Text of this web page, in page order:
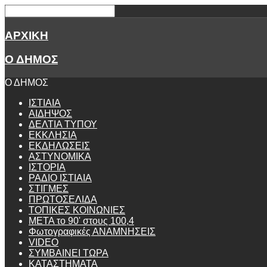
ΑΡΧΙΚΗ
Ο ΔΗΜΟΣ
Ο ΔΗΜΟΣ
ΙΣΤΙΑΙΑ
ΑΙΔΗΨΟΣ
ΔΕΛΤΙΑ ΤΥΠΟΥ
ΕΚΚΛΗΣΙΑ
ΕΚΔΗΛΩΣΕΙΣ
ΑΣΤΥΝΟΜΙΚΑ
ΙΣΤΟΡΙΑ
ΡΑΔΙΟ ΙΣΤΙΑΙΑ
ΣΤΙΓΜΕΣ
ΠΡΩΤΟΣΕΛΙΔΑ
ΤΟΠΙΚΕΣ ΚΟΙΝΩΝΙΕΣ
ΜΕΤΑ το 90' στους 100,4
Φωτογραφικές ΑΝΑΜΝΗΣΕΙΣ
VIDEO
ΣΥΜΒΑΙΝΕΙ ΤΩΡΑ
ΚΑΤΑΣΤΗΜΑΤΑ